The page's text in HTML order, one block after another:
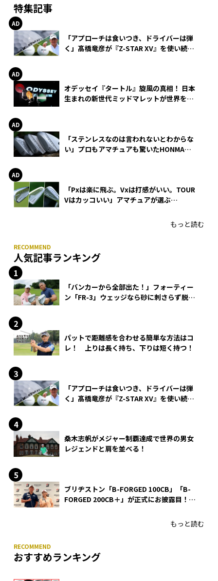
特集記事
「アプローチは食いつき、ドライバーは弾
く」髙橋竜彦が『Z-STAR XV』を使い続け
オデッセイ『タートル』旋風の真相！ 日本
生まれの新世代ミッドマレットが世界を席
「ステンレスなのは言われないとわからな
い」プロもアマチュアも驚いたHONMA
「Pxは楽に飛ぶ。Vxは打感がいい。TOUR
Vはカッコいい」アマチュアが選ぶ
もっと読む
人気記事ランキング
「バンカーから全部出た！」フォーティー
ン「FR-3」ウェッジなら砂に刺さらず脱出
パットで距離感を合わせる簡単な方法はコ
レ！ 上りは長く持ち、下りは短く持つ！
「アプローチは食いつき、ドライバーは弾
く」髙橋竜彦が『Z-STAR XV』を使い続け
桑木志帆がメジャー制覇達成で世界の男女
レジェンドと肩を並べる！
ブリヂストン「B-FORGED 100CB」「B-
FORGED 200CB＋」が正式にお披露目！
もっと読む
おすすめランキング